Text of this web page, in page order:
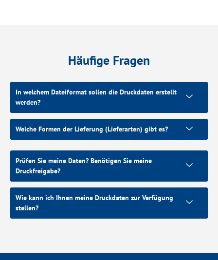
Häufige Fragen
In welchem Dateiformat sollen die Druckdaten erstellt
werden?
Welche Formen der Lieferung (Lieferarten) gibt es?
Prüfen Sie meine Daten? Benötigen Sie meine
Druckfreigabe?
Wie kann ich Ihnen meine Druckdaten zur Verfügung
stellen?